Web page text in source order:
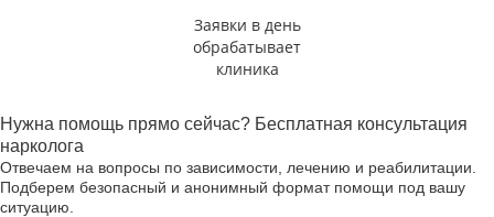
Заявки в день
обрабатывает
клиника
Нужна помощь прямо сейчас? Бесплатная консультация
нарколога
Отвечаем на вопросы по зависимости, лечению и реабилитации.
Подберем безопасный и анонимный формат помощи под вашу
ситуацию.